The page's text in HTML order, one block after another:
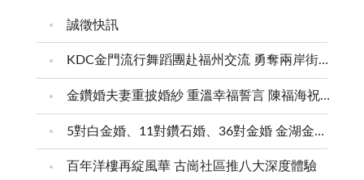
響國防安全、不挑戰中央外交、司法權、不涉及統獨爭
議等等的條件設定，如此，恐有預設立場、引導判斷之
虞。 總之，一次成功、精準的民調，取決於許多優
勢條件的促成；我們感佩縣府訴諸公意、民心的作為及
魄力，更冀盼這分堅持能持續下去，因為，沈默的大眾
需要更多發聲的管道，特別是在曾實施軍管箝制民主幾
達半世紀的金門！
毫克者，最高罰鍰從九萬元提高至十五萬元，並加重處
罰累犯者，一律判處拘役或徒刑，不得易科罰金；相關
配套措施及修法細節，將於今年下半年完成，送立法院
下一會期審議。 平心而論，金門是高粱酒的故鄉，
親朋好友相聚舉杯小酌，乃人之常情，尤其，地區的道
猛踩油門，然金門道路叉路多，若因車速過快，遇狀況
的認為，貴是合理的，因為，中間需要添加折損、運
售價結構的合理性，更沒有去考慮交通部早對離島有相
應的補貼，甚至離島還享有免關稅、免營業稅的優惠；
意即部分地區商家只計較增加的成本，卻不考慮減免的
優惠，甚至還有意遮掩，如此，豈能符合「消費者保護
法」第四條：「企業經營者，對於其提供之商品或服
務，應維護交易之公平，提供消費者充分與正確之資
誠徵快訊
KDC金門流行舞蹈團赴福州交流 勇奪兩岸街舞賽三等獎
金鑽婚夫妻重披婚紗 重溫幸福誓言 陳福海祝福牽手半世紀 情深相守成典範
5對白金婚、11對鑽石婚、36對金婚 金湖金沙夫妻共享榮耀時刻 陳福海表揚金鑽婚夫妻 向半世紀相守家庭典範致敬
百年洋樓再綻風華 古崗社區推八大深度體驗